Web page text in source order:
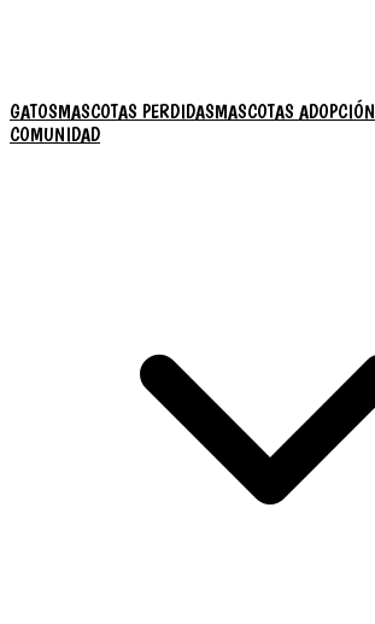
GATOSMASCOTAS PERDIDASMASCOTAS ADOPCIÓN
COMUNIDAD